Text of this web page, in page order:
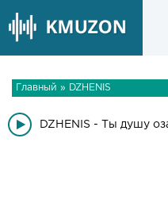
Главный » DZHENIS